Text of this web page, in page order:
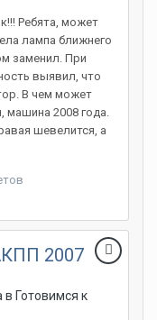
Ребята, может
лампа ближнего
заменил. При
выявил, что
В чем может
машина 2008 года.
шевелится, а
2007
в Готовимся к